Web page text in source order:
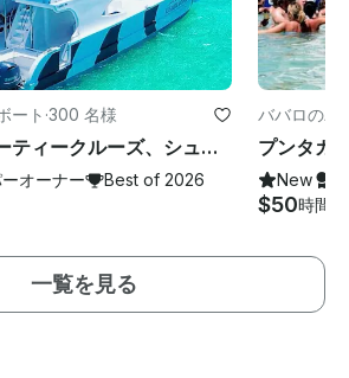
ート ·300 名様
プンタカナパーティークルーズ、シュノーケリング、スライドサンドバー、エンターテインメント
オーナー Best of 2026
ババロのパ
New
$50時間
一覧を見る